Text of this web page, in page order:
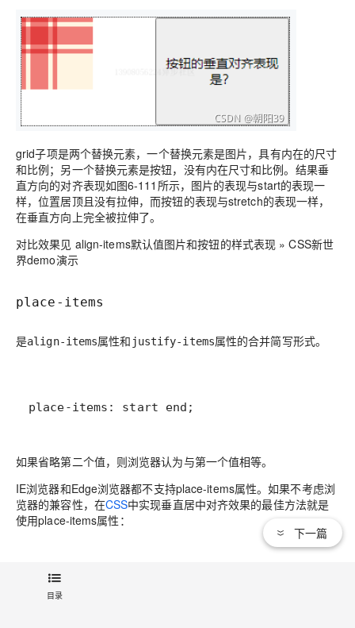
grid子项是两个替换元素，一个替换元素是图片，具有内在的尺寸
和比例；另一个替换元素是按钮，没有内在尺寸和比例。结果垂
直方向的对齐表现如图6-111所示，图片的表现与start的表现一
样，位置居顶且没有拉伸，而按钮的表现与stretch的表现一样，
在垂直方向上完全被拉伸了。
对比效果见 align-items默认值图片和按钮的样式表现 » CSS新世
界demo演示
place-items
是align-items属性和 justify-items属性的合并简写形式。
place-items: start end;
如果省略第二个值，则浏览器认为与第一个值相等。
IE浏览器和Edge浏览器都不支持place-items属性。如果不考虑浏
览器的兼容性，在CSS中实现垂直居中对齐效果的最佳方法就是
使用place-items属性：
目录
下一篇